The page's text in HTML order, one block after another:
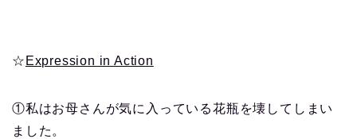
☆ Expression in Action
①私はお母さんが気に入っている花瓶を壊してしまい
ました。